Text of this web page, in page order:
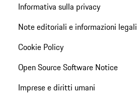
Informativa sulla privacy
Note editoriali e informazioni legali
Cookie Policy
Open Source Software Notice
Imprese e diritti umani